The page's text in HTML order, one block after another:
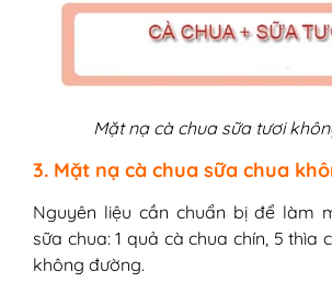
Mặt nạ cà chua sữa tươi
3. Mặt nạ cà chua sữa chua
Nguyên liệu cần chuẩn bị để làm
sữa chua: 1 quả cà chua chín, 5 thìa
không đường.